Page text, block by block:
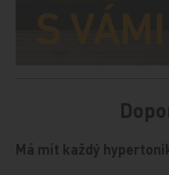
Má mít každý